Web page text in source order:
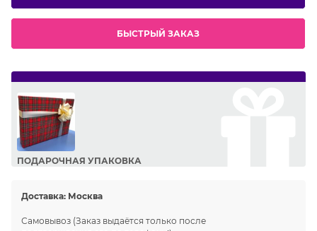
БЫСТРЫЙ ЗАКАЗ
ПОДАРОЧНАЯ УПАКОВКА
Доставка: Москва
Самовывоз (Заказ выдаётся только после